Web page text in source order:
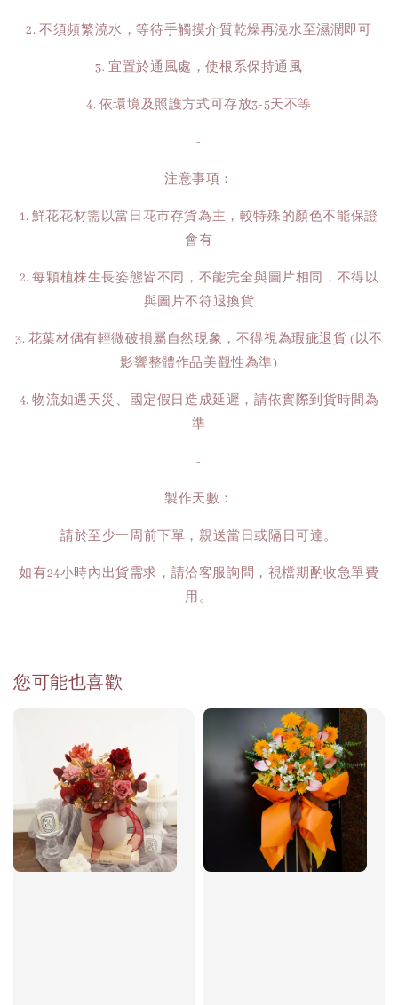
2. 不須頻繁澆水，等待手觸摸介質乾燥再澆水至濕潤即可
3. 宜置於通風處，使根系保持通風
4. 依環境及照護方式可存放3-5天不等
-
注意事項：
1. 鮮花花材需以當日花市存貨為主，較特殊的顏色不能保證
會有
2. 每顆植株生長姿態皆不同，不能完全與圖片相同，不得以
與圖片不符退換貨
3. 花葉材偶有輕微破損屬自然現象，不得視為瑕疵退貨 (以不
影響整體作品美觀性為準)
4. 物流如遇天災、國定假日造成延遲，請依實際到貨時間為
準
-
製作天數：
請於至少一周前下單，親送當日或隔日可達。
如有24小時內出貨需求，請洽客服詢問，視檔期酌收急單費
用。
您可能也喜歡